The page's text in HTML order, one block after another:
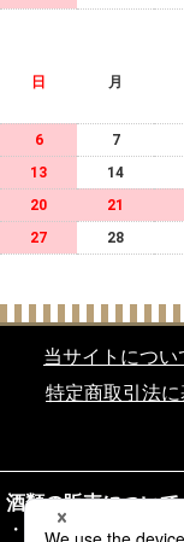
日 月
6
7
13
14
20
21
27
28
当サイトについ
特定商取引法
酒類の販売について
20歳未満の飲酒